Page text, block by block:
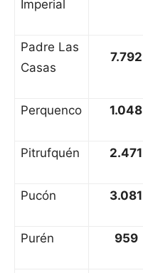
Imperial
Padre Las
Casas
7.792
Perquenco 1.048
Pitrufquén 2.471
Pucón 3.081
Purén 959